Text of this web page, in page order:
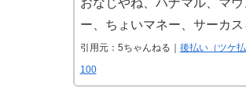
おなじやね、ハナマル、マ
ー、ちょいマネー、サーカス
引用元：5ちゃんねる｜ 後払い（ツケ
100